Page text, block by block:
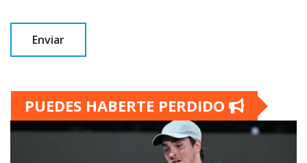
PUEDES HABERTE PERDIDO